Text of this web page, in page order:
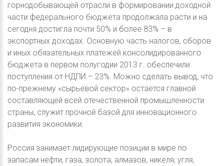
горнодобывающей отрасли в формировании доходной
части федерального бюджета продолжала расти и на
сегодня достигла почти 50% и более 83% – в
экспортных доходах. Основную часть налогов, сборов
и иных обязательных платежей консолидированного
бюджета в первом полугодии 2013 г. обеспечили
поступления от НДПИ – 23%. Можно сделать вывод, что
по-прежнему «сырьевой сектор» остается главной
составляющей всей отечественной промышленности
страны, служит прочной базой для инновационного
развития экономики.
Россия занимает лидирующие позиции в мире по
запасам нефти, газа, золота, алмазов, никеля, угля,